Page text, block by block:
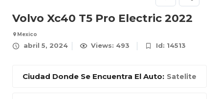
Volvo Xc40 T5 Pro Electric 2022
Mexico
abril 5, 2024 Views: 493 Id: 14513
Ciudad Donde Se Encuentra El Auto: Satelite